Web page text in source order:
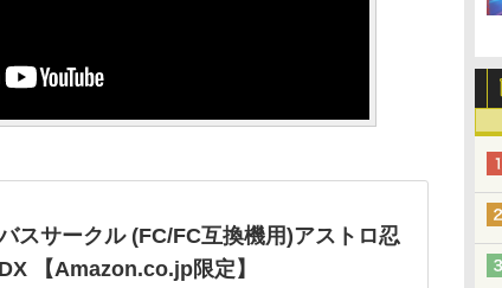
スサークル (FC/FC互換機用)アストロ忍
【Amazon.co.jp限定】